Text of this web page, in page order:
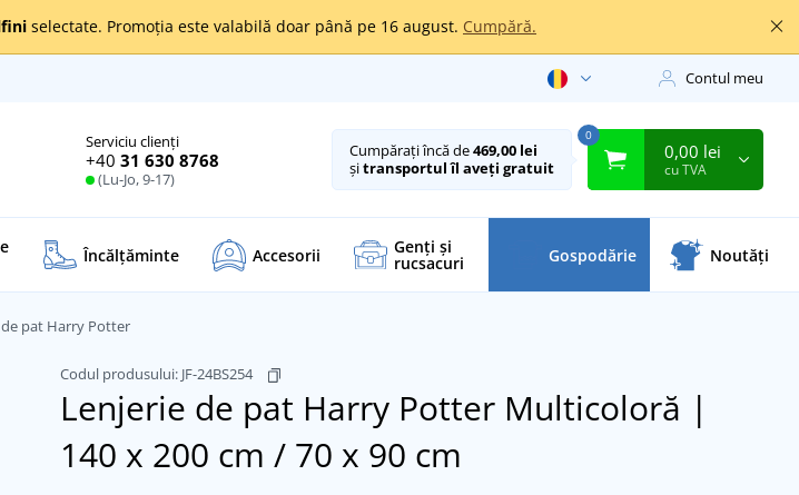
selectate. Promoția este valabilă doar până pe 16 august. Cumpără.
Contul meu
Serviciu clienți
+40 31 630 8768
(Lu-Jo, 9-17)
Cumpărați încă de469,00 lei
șitransportul îl aveți gratuit
0
0,00 lei
cu TVA
Încălţăminte Accesorii Genți și
rucsacuri Gospodărie Noutăți
pat Harry Potter
Codul produsului: JF-24BS254
Lenjerie de pat Harry Potter Multicoloră |
140 x 200 cm / 70 x 90 cm